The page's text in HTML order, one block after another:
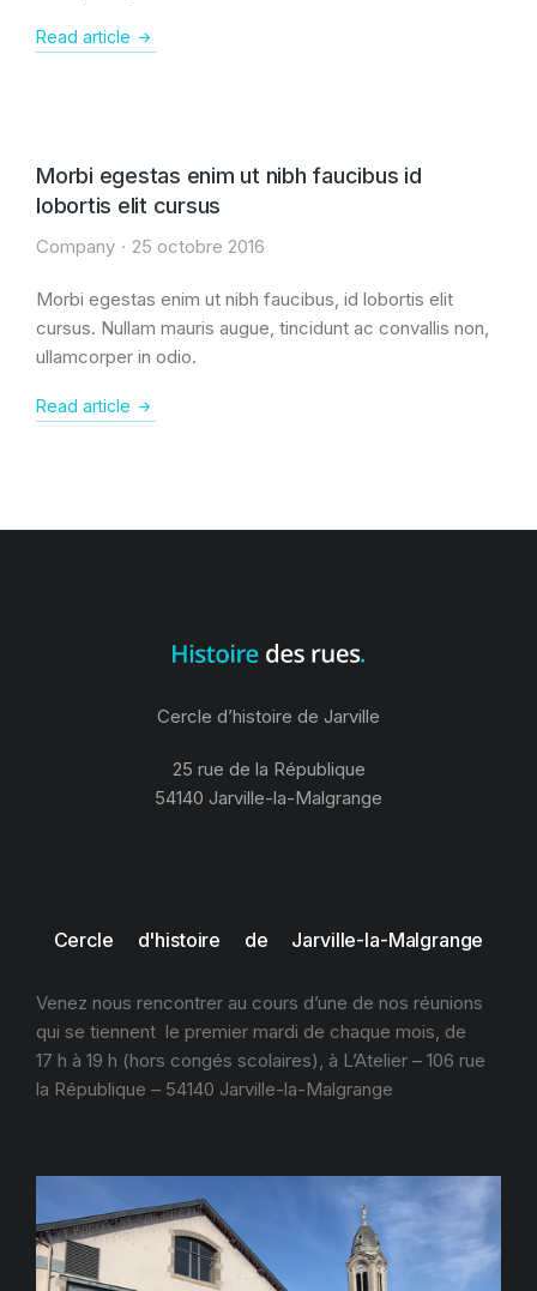
Read article
Morbi egestas enim ut nibh faucibus id
lobortis elit cursus
Company 25 octobre 2016
Morbi egestas enim ut nibh faucibus, id lobortis elit
cursus. Nullam mauris augue, tincidunt ac convallis non,
ullamcorper in odio.
Read article
Cercle d’histoire de Jarville
25 rue de la République
54140 Jarville-la-Malgrange
Cercle d'histoire de Jarville-la-Malgrange
Venez nous rencontrer au cours d’une de nos réunions
qui se tiennent le premier mardi de chaque mois, de
17 h à 19 h (hors congés scolaires), à L’Atelier – 106 rue
la République – 54140 Jarville-la-Malgrange